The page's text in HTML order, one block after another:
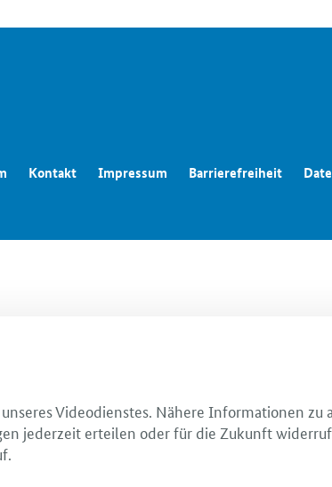
Kontakt Impressum Barrierefreiheit
Videodienstes. Nähere Informationen zu
jederzeit erteilen oder für die Zukunft